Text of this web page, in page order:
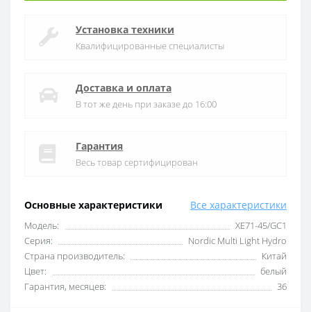
Основные характеристики Все характеристики
Модель:
XE71-45/GC1
Серия:
Nordic Multi Light Hydro
Страна производитель:
Китай
Цвет:
белый
Гарантия, месяцев:
36
Установка техники
Квалифицированные специалисты
Доставка и оплата
В тот же день при заказе до 16:00
Гарантия
Весь товар сертифицирован